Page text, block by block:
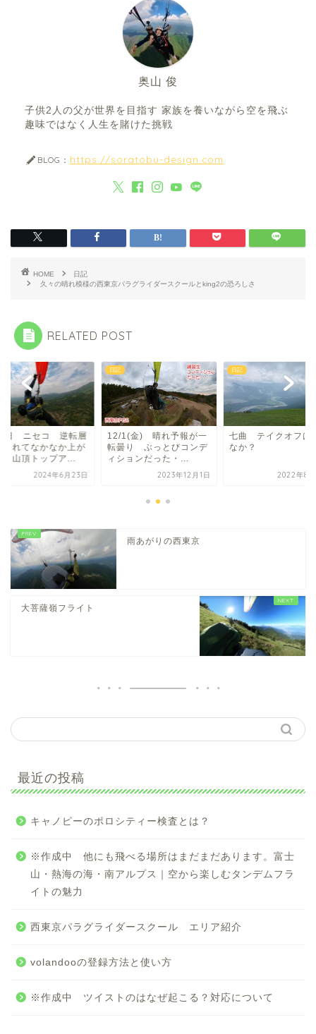
奥山 俊
子供2人の父が世界を目指す 家族を養いながら空を飛ぶ
趣味ではなく人生を賭けた挑戦
BLOG： https://soratobu-design.com
HOME
日記
久々の晴れ模様の西東京パラグライダースクールとking2の恐ろしさ
RELATED POST
日 ニセコ 逆転層
まれてなかなか上が
、山頂トップア...
2024年6月23日
日記
12/1(金) 晴れ予報が一
転曇り ぶっとびコンデ
ィションだった・...
2023年12月1日
日記
七曲 テイクオフは
なか？
2022年8
雨あがりの西東京
大菩薩嶺フライト
最近の投稿
キャノピーのポロシティー検査とは？
※作成中 他にも飛べる場所はまだまだあります。富士
山・熱海の海・南アルプス｜空から楽しむタンデムフラ
イトの魅力
西東京パラグライダースクール エリア紹介
volandooの登録方法と使い方
※作成中 ツイストのはなぜ起こる？対応について